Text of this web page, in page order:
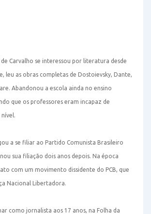
Carvalho se interessou por literatura desde
leu as obras completas de Dostoievsky, Dante,
Abandonou a escola ainda no ensino
que os professores eram incapaz de
a se filiar ao Partido Comunista Brasileiro
sua filiação dois anos depois. Na época
com um movimento dissidente do PCB, que
Nacional Libertadora.
como jornalista aos 17 anos, na Folha da